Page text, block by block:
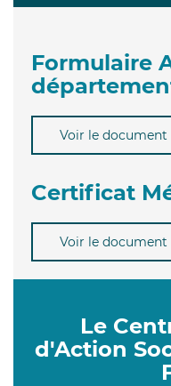
Formulaire
Voir le document
Certificat
Voir le document
Le
d'Action